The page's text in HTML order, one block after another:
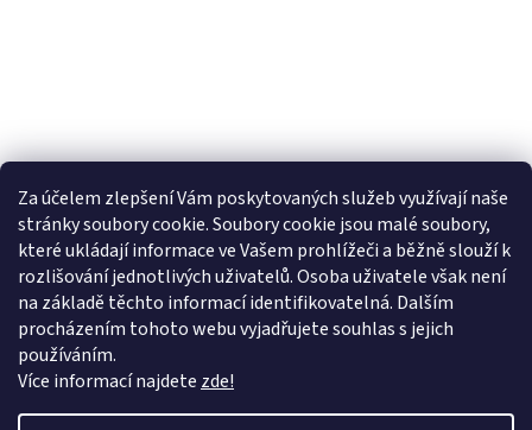
Za účelem zlepšení Vám poskytovaných služeb využívají naše
stránky soubory cookie. Soubory cookie jsou malé soubory,
které ukládají informace ve Vašem prohlížeči a běžně slouží k
rozlišování jednotlivých uživatelů. Osoba uživatele však není
na základě těchto informací identifikovatelná. Dalším
procházením tohoto webu vyjadřujete souhlas s jejich
používáním.
Více informací najdete zde!
Sledovat na Instagramu
Farmářský koutek Heuréka.cz Zboží.cz Google nákupy